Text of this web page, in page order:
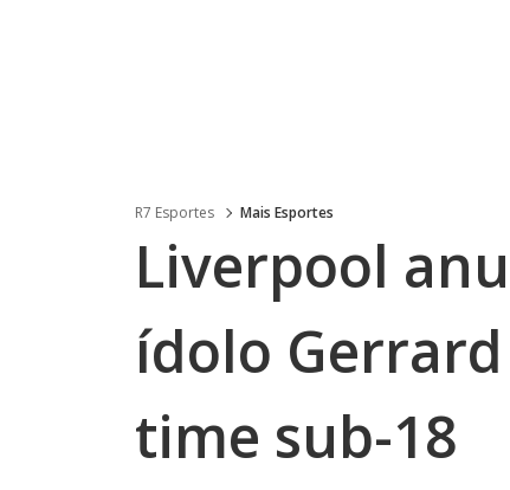
R7 Esportes Mais Esportes
Liverpool
ídolo
time sub-18